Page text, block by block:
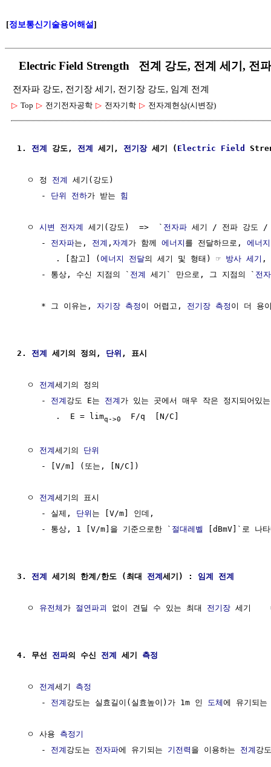
[정보통신기술용어해설]
Electric Field Strength 전계 강도, 전계 세기, 전
전자파 강도, 전기장 세기, 전기장 강도, 임계 전계
▷ Top ▷ 전기전자공학 ▷ 전자기학 ▷ 전자계현상(시변장)
1. 전계 강도, 전계 세기, 전기장 세기 ( Electric Field
  ㅇ 정
전계
세기(강도)
     -
단위 전하가 받는 힘
  ㅇ
시변 전자계 세기(강도)  =>  ` 전자파 세기 / 전파 강도
     -
전자파는, 전계 , 자계 가 함께 에너지 를 전달하므로, 에너
        . [참고] (
에너지 전달의 세기 및 형태) ☞ 방사 세기 ,
     - 통상, 수신 지점의 `
전계 세기` 만으로, 그 지점의 ` 전
     * 그 이유는,
자기장 측정 이 어렵고, 전기장 측정 이 더 용
2. 전계 세기의 정의, 단위 , 표시
  ㅇ
전계세기의 정의
     -
전계 강도 E는 전계 가 있는 곳에서 매우 작은 정지되어있
        .  E = lim
q->0
  F/q  [N/C]
  ㅇ
전계세기의 단위
     - [V/m] (또는, [N/C])
  ㅇ
전계세기의 표시
     - 실제,
단위 는 [V/m] 인데,
     - 통상, 1 [V/m]을 기준으로한 `
절대레벨 [dBmV]`로 나
3. 전계 세기의 한계/한도 (최대 전계 세기) : 임계 전계
  ㅇ
유전체 가 절연파괴 없이 견딜 수 있는 최대 전기장 세기
4. 무선 전파의 수신 전계 세기 측정
  ㅇ
전계세기 측정
     -
전계 강도는 실효길이(실효높이)가 1m 인 도체에 유기되
  ㅇ 사용
측정기
     -
전계 강도는 전자파에 유기되는 기전력 을 이용하는 전계 강